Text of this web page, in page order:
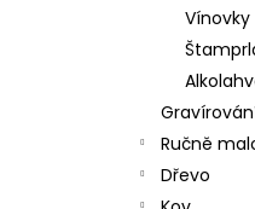
Vínovky
Ručně
Dřevo